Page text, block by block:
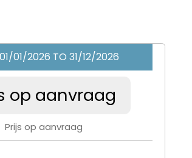
01/2026 TO 31/12/2026
op aanvraag
Prijs op aanvraag